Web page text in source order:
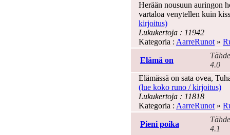
Herään nousuun auringon
vartaloa venytellen kuin
kirjoitus)
Lukukertoja : 11942
Kategoria : AarreRunot »
Elämä on
4.0
Elämässä on sata ovea,
(lue koko runo / kirjoitus)
Lukukertoja : 11818
Kategoria : AarreRunot »
Pieni poika
4.1